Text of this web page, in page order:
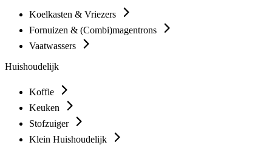
Koelkasten & Vriezers
Fornuizen & (Combi)magentrons
Vaatwassers
Huishoudelijk
Koffie
Keuken
Stofzuiger
Klein Huishoudelijk